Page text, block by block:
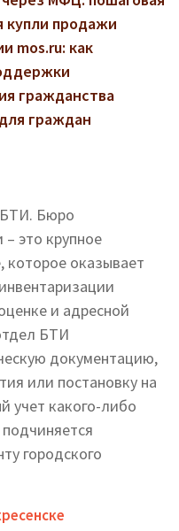
купли продажи
mos.ru: как
гражданства
граждан
БТИ. Бюро
это крупное
которое оказывает
и адресной
БТИ
документацию,
или постановку на
учет какого-либо
городского